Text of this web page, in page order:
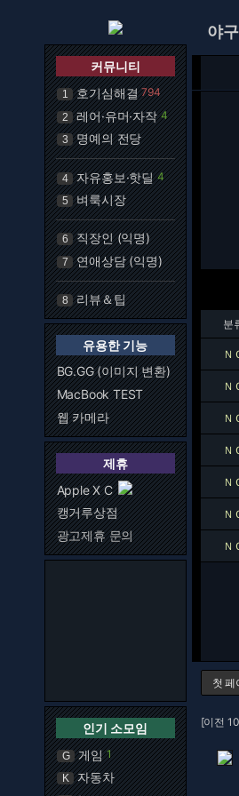
커뮤니티
1 호기심해결 794
2 레어·유머·자작 4
3 명예의 전당
4 자유홍보·핫딜 4
5 벼룩시장
6 직장인 (익명)
7 연애상담 (익명)
8 리뷰＆팁
유용한 기능
BG.GG (이미지 변환)
MacBook TEST
웹 카메라
제휴
Apple X C
캥거루상점
광고제휴 문의
인기 소모임
G 게임 1
K 자동차
야구
분
Ｎ
Ｎ
Ｎ
Ｎ
Ｎ
Ｎ
Ｎ
첫 페
[이전